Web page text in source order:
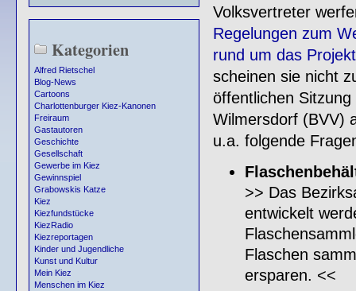
Kategorien
Alfred Rietschel
Blog-News
Cartoons
Charlottenburger Kiez-Kanonen
Freiraum
Gastautoren
Geschichte
Gesellschaft
Gewerbe im Kiez
Gewinnspiel
Grabowskis Katze
Kiez
Kiezfundstücke
KiezRadio
Kiezreportagen
Kinder und Jugendliche
Kunst und Kultur
Mein Kiez
Menschen im Kiez
Volksvertreter
Regelungen zum
rund um das
scheinen sie nicht
öffentlichen
Wilmersdorf (BVV)
u.a. folgende
>> Das
entwickelt
Flaschen
ersparen. <<